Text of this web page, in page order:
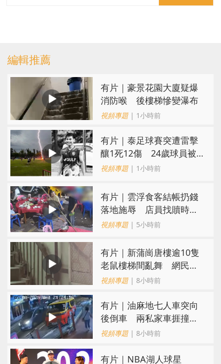
編輯推薦
有片｜豪景花園大廈疑爆
消防喉 後樓梯慘變瀑布
視頻專題| 1小時前
有片｜泰足球賽突遭雷擊
釀1死12傷 24歲球員被
閃電劈中亡
視頻專題| 1小時前
​有片｜雲浮食客結帳扔錢
落地施辱 店員找贖時還
施彼身獲老闆肯定
視頻專題| 5小時前
有片｜新蒲崗唐樓逾10隻
老鼠樓梯間亂舞 網民嚇
親：每次經過都要好大勇
視頻專題| 8小時前
有片｜油麻地七人車突向
後倒車 兩私家車捱撞
司機不顧而去
視頻專題| 8小時前
有片｜NBA湖人球星